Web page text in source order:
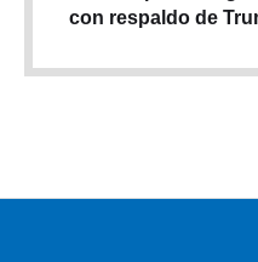
con respaldo de